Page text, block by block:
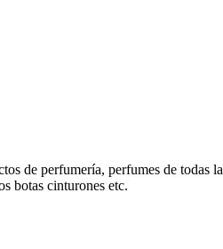
de perfumería, perfumes de todas
botas cinturones etc.